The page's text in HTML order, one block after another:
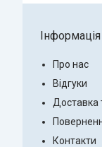
Інформація
Про нас
Відгуки
Доставка
Контакти